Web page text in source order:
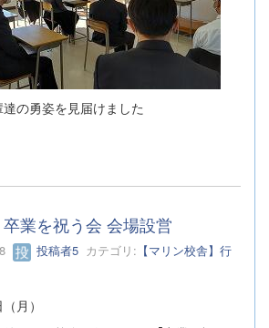
を見届けました
卒業を祝う会 会場設営
投稿者5 カテゴリ: 【マリン校舎】行
月）